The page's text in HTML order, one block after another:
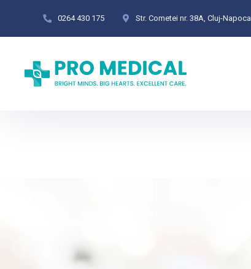
0264 430 175 Str. Cometei nr. 38A, Cluj-Napoca